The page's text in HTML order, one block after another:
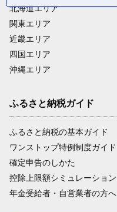
北海道エリア
関東エリア
近畿エリア
四国エリア
沖縄エリア
ふるさと納税ガイド
ふるさと納税の基本ガイド
ワンストップ特例制度ガイド
確定申告のしかた
控除上限額シミュレーション
年金受給者・自営業者の方へ